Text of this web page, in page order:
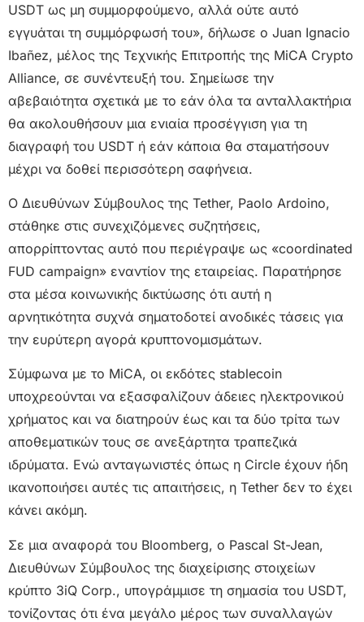
USDT ως μη συμμορφούμενο, αλλά ούτε αυτό
εγγυάται τη συμμόρφωσή του», δήλωσε ο Juan Ignacio
Ibañez, μέλος της Τεχνικής Επιτροπής της MiCA Crypto
Alliance, σε συνέντευξή του. Σημείωσε την
αβεβαιότητα σχετικά με το εάν όλα τα ανταλλακτήρια
θα ακολουθήσουν μια ενιαία προσέγγιση για τη
διαγραφή του USDT ή εάν κάποια θα σταματήσουν
μέχρι να δοθεί περισσότερη σαφήνεια.
Ο Διευθύνων Σύμβουλος της Tether, Paolo Ardoino,
στάθηκε στις συνεχιζόμενες συζητήσεις,
απορρίπτοντας αυτό που περιέγραψε ως «coordinated
FUD campaign» εναντίον της εταιρείας. Παρατήρησε
στα μέσα κοινωνικής δικτύωσης ότι αυτή η
αρνητικότητα συχνά σηματοδοτεί ανοδικές τάσεις για
την ευρύτερη αγορά κρυπτονομισμάτων.
Σύμφωνα με το MiCA, οι εκδότες stablecoin
υποχρεούνται να εξασφαλίζουν άδειες ηλεκτρονικού
χρήματος και να διατηρούν έως και τα δύο τρίτα των
αποθεματικών τους σε ανεξάρτητα τραπεζικά
ιδρύματα. Ενώ ανταγωνιστές όπως η Circle έχουν ήδη
ικανοποιήσει αυτές τις απαιτήσεις, η Tether δεν το έχει
κάνει ακόμη.
Σε μια αναφορά του Bloomberg, ο Pascal St-Jean,
Διευθύνων Σύμβουλος της διαχείρισης στοιχείων
κρύπτο 3iQ Corp., υπογράμμισε τη σημασία του USDT,
τονίζοντας ότι ένα μεγάλο μέρος των συναλλαγών